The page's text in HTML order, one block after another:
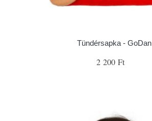
Tündérsapka - GoDan
2 200 Ft